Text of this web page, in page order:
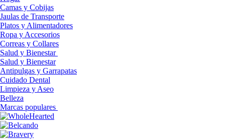
Camas y Cobijas
Jaulas de Transporte
Platos y Alimentadores
Ropa y Accesorios
Correas y Collares
Salud y Bienestar
Salud y Bienestar
Antipulgas y Garrapatas
Cuidado Dental
Limpieza y Aseo
Belleza
Marcas populares